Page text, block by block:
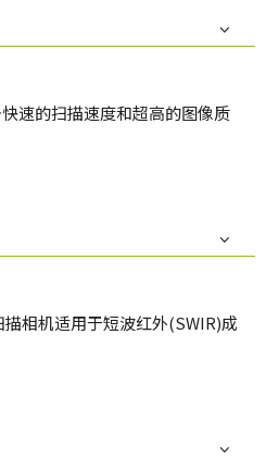
速的扫描速度和超高的图像质
相机适用于短波红外(SWIR)成